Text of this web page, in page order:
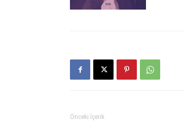
Önceki İçerik